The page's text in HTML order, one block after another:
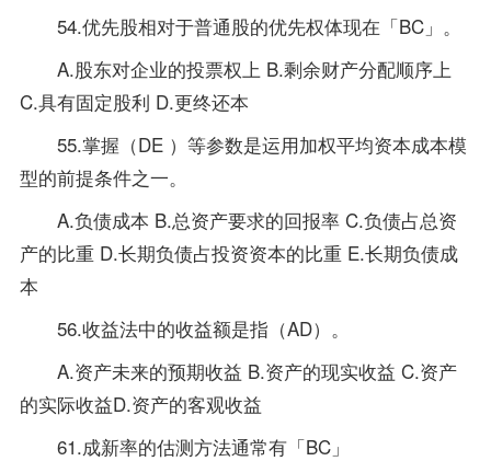
54.优先股相对于普通股的优先权体现在「BC」。
A.股东对企业的投票权上 B.剩余财产分配顺序上
C.具有固定股利 D.更终还本
55.掌握（DE ）等参数是运用加权平均资本成本模
型的前提条件之一。
A.负债成本 B.总资产要求的回报率 C.负债占总资
产的比重 D.长期负债占投资资本的比重 E.长期负债成
本
56.收益法中的收益额是指（AD）。
A.资产未来的预期收益 B.资产的现实收益 C.资产
的实际收益D.资产的客观收益
61.成新率的估测方法通常有「BC」